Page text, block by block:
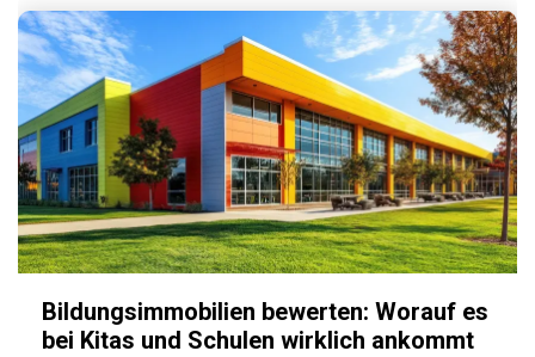
Bildungsimmobilien bewerten: Worauf es
bei Kitas und Schulen wirklich ankommt